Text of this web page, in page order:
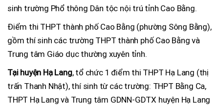
sinh trường Phổ thông Dân tộc nội trú tỉnh Cao Bằng.
Điểm thi THPT thành phố Cao Bằng (phường Sông Bằng),
gồm thí sinh các trường THPT thành phố Cao Bằng và
Trung tâm Giáo dục thường xuyên tỉnh.
Tại huyện Hạ Lang, tổ chức 1 điểm thi THPT Hạ Lang (thị
trấn Thanh Nhật), thí sinh từ các trường: THPT Bằng Ca,
THPT Hạ Lang và Trung tâm GDNN-GDTX huyện Hạ Lang